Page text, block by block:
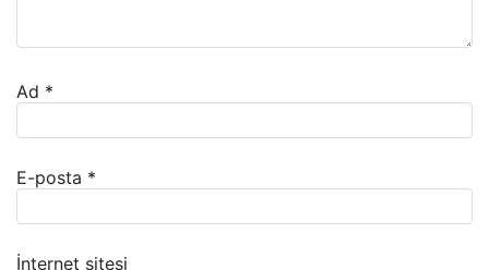
Ad *
E-posta *
İnternet sitesi